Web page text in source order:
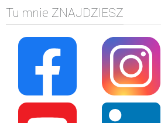
TESTOWANIE
SIECI
WYDARZENIA
BIZNES
PO GODZINACH
KONTAKT
Tu mnie ZNAJDZIESZ